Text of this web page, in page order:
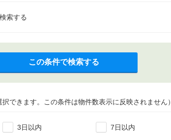
索する
この条件で検索する
できます。この条件は物件数表示に反映されません）
3日以内 7日以内